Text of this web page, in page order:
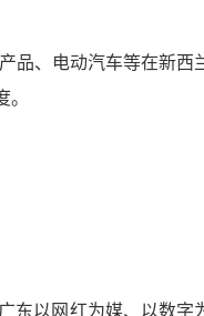
品、电动汽车等在新西
东以网红为媒、以数字